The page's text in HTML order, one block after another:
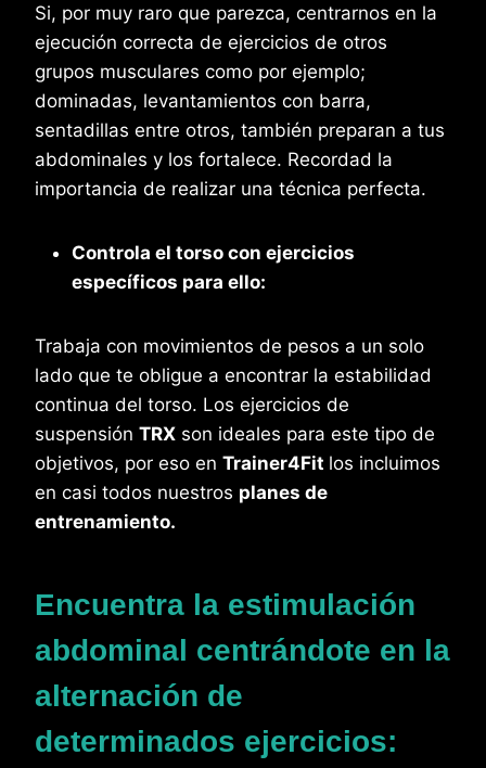
Si, por muy raro que parezca, centrarnos en la
ejecución correcta de ejercicios de otros
grupos musculares como por ejemplo;
dominadas, levantamientos con barra,
sentadillas entre otros, también preparan a tus
abdominales y los fortalece. Recordad la
importancia de realizar una técnica perfecta.
Controla el torso con ejercicios
específicos para ello:
Trabaja con movimientos de pesos a un solo
lado que te obligue a encontrar la estabilidad
continua del torso. Los ejercicios de
suspensión TRX son ideales para este tipo de
objetivos, por eso en Trainer4Fit los incluimos
en casi todos nuestros planes de
entrenamiento.
Encuentra la estimulación
abdominal centrándote en la
alternación de
determinados ejercicios: